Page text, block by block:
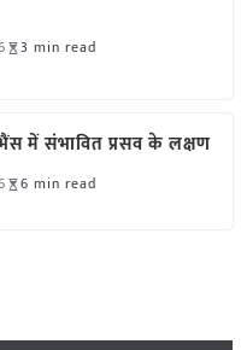
3 min read
में संभावित प्रसव के लक्षण
6 min read